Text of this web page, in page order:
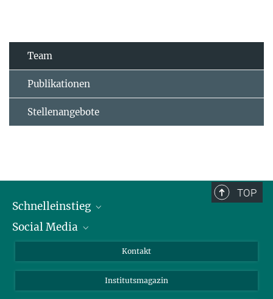
Team
Publikationen
Stellenangebote
TOP
Schnelleinstieg
Alumni
Fördernde
Social Media
Bluesky
Facebook
Kontakt
Institutsmagazin